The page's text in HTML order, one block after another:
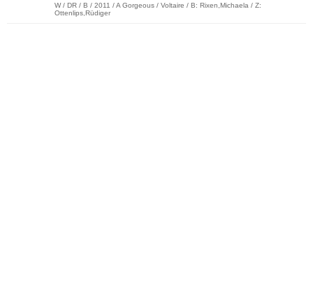
W / DR / B / 2011 / A Gorgeous / Voltaire / B: Rixen,Michaela / Z:
Ottenlips,Rüdiger